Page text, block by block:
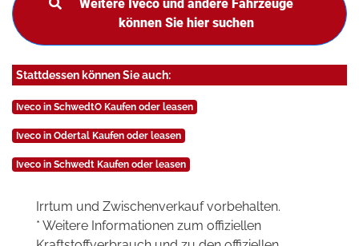
Weitere Iveco und andere Fahrzeuge
können Sie hier suchen
Stattdessen können Sie auch:
Iveco in SchwedtO Kaufen oder leasen
Iveco in Odertal Kaufen oder leasen
Iveco in Schwedt Kaufen oder leasen
Irrtum und Zwischenverkauf vorbehalten.
* Weitere Informationen zum offiziellen